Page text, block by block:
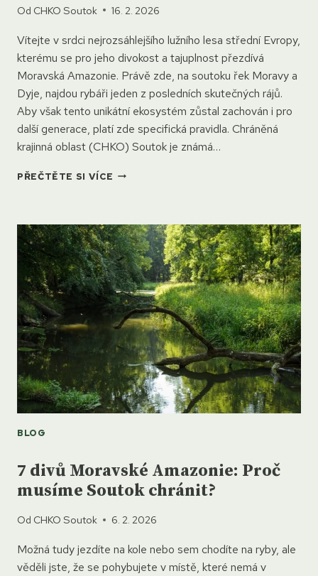
Od CHKO Soutok 16. 2. 2026
Vítejte v srdci nejrozsáhlejšího lužního lesa střední Evropy,
kterému se pro jeho divokost a tajuplnost přezdívá
Moravská Amazonie. Právě zde, na soutoku řek Moravy a
Dyje, najdou rybáři jeden z posledních skutečných rájů.
Aby však tento unikátní ekosystém zůstal zachován i pro
další generace, platí zde specifická pravidla. Chráněná
krajinná oblast (CHKO) Soutok je známá…
PŘEČTĚTE SI VÍCE JAKÁ
RYBÁŘE
V
CHKO
SOUTOK?
BLOG
7 divů Moravské Amazonie: Proč
musíme Soutok chránit?
Od CHKO Soutok 6. 2. 2026
Možná tudy jezdíte na kole nebo sem chodíte na ryby, ale
věděli jste, že se pohybujete v místě, které nemá v